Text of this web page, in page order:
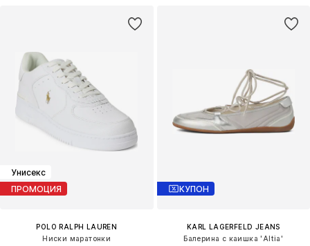
Унисекс
ПРОМОЦИЯ
POLO RALPH LAUREN
Ниски маратонки
КУПОН
KARL LAGERFELD JEANS
Балерина с каишка 'Altia'